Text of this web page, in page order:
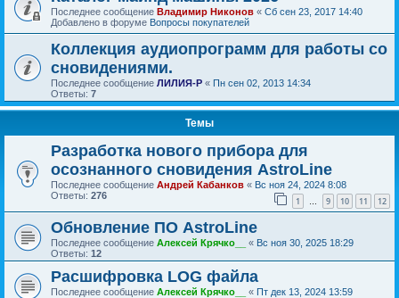
Последнее сообщение Владимир Никонов « Сб сен 23, 2017 14:40
Добавлено в форуме Вопросы покупателей
Коллекция аудиопрограмм для работы со
сновидениями.
Последнее сообщение ЛИЛИЯ-Р « Пн сен 02, 2013 14:34
Ответы: 7
Темы
Разработка нового прибора для
осознанного сновидения AstroLine
Последнее сообщение Андрей Кабанков « Вс ноя 24, 2024 8:08
Ответы: 276 1 … 9 10 11 12
Обновление ПО AstroLine
Последнее сообщение Алексей Крячко__ « Вс ноя 30, 2025 18:29
Ответы: 12
Расшифровка LOG файла
Последнее сообщение Алексей Крячко__ « Пт дек 13, 2024 13:59